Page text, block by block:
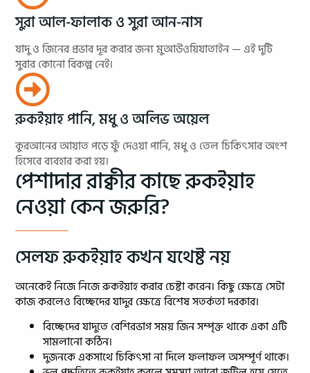
সুরা আল-ফালাক ও সুরা আন-নাস
যাদু ও জিনের প্রভাব দূর করার জন্য মুআউওয়িযাতাইন — এই দুটি
সুরার কোনো বিকল্প নেই।
রুকইয়াহ পানি, মধু ও অলিভ অয়েল
কুরআনের আয়াত পড়ে ফুঁ দেওয়া পানি, মধু ও তেল চিকিৎসার অংশ
হিসেবে ব্যবহার করা হয়।
পেশাদার রাক্বীর কাছে রুকইয়াহ
নেওয়া কেন জরুরি?
সেলফ রুকইয়াহ কখন যথেষ্ট নয়
অনেকেই নিজে নিজে রুকইয়াহ করার চেষ্টা করেন। কিছু ক্ষেত্রে সেটা
কাজ করলেও বিচ্ছেদের যাদুর ক্ষেত্রে বিশেষ সতর্কতা দরকার।
বিচ্ছেদের যাদুতে বেশিরভাগ সময় জিন সম্পৃক্ত থাকে একা এটি
সামলানো কঠিন।
দুজনকে একসাথে চিকিৎসা না দিলে ফলাফল অসম্পূর্ণ থাকে।